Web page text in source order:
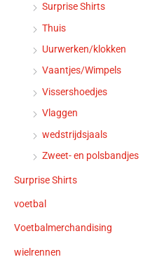
Surprise Shirts
Thuis
Uurwerken/klokken
Vaantjes/Wimpels
Vissershoedjes
Vlaggen
wedstrijdsjaals
Zweet- en polsbandjes
Surprise Shirts
voetbal
Voetbalmerchandising
wielrennen